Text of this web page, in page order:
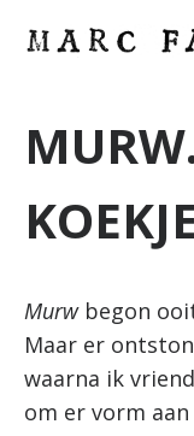
Murwbegon
Maar er
waarna ik
om er vorm aan